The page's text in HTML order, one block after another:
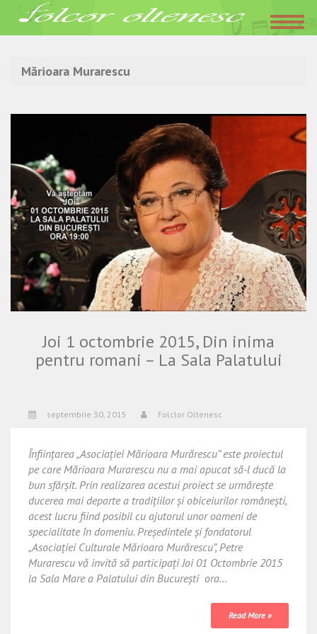
Acasa»Mărioara Murarescu
Mărioara Murarescu
Joi 1 octombrie 2015, Din inima
pentru romani – La Sala Palatului
septembrie 30, 2015 Folclor Oltenesc
Înființarea „Asociației Mărioara Murărescu” este proiectul
pe care Mărioara Murarescu nu a mai apucat să-l ducă la
bun sfârșit. Prin realizarea acestui proiect se urmărește
ducerea mai departe a tradițiilor și obiceiurilor românești,
acest lucru fiind posibil cu ajutorul unor oameni de
specialitate în domeniu. Președintele și fondatorul
„Asociației Culturale Mărioara Murărescu”, Petre
Murarescu vă invită să participați Joi 01 Octombrie 2015
la Sala Mare a Palatului din București ora…
Read More »